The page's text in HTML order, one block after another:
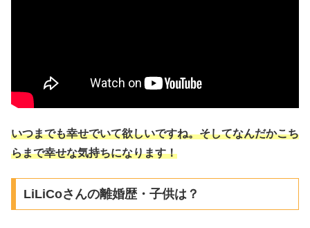
いつまでも幸せでいて欲しいですね。そしてなんだかこち
らまで幸せな気持ちになります！
LiLiCoさんの離婚歴・子供は？